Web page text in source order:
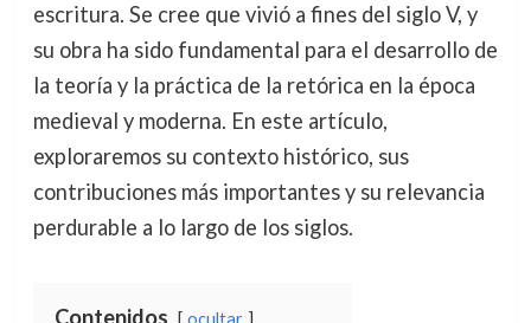
escritura. Se cree que vivió a fines del siglo V, y
su obra ha sido fundamental para el desarrollo de
la teoría y la práctica de la retórica en la época
medieval y moderna. En este artículo,
exploraremos su contexto histórico, sus
contribuciones más importantes y su relevancia
perdurable a lo largo de los siglos.
Contenidos ocultar